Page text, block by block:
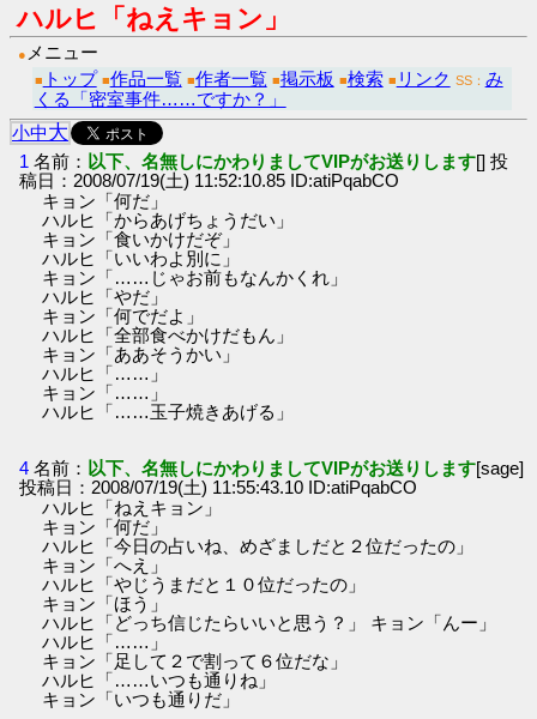
ハルヒ「ねえキョン」
● メニュー
■ トップ ■作品一覧 ■作者一覧 ■掲示板 ■検索 ■ リンク SS： み
くる「密室事件……ですか？」
小中大
1 名前： 以下、名無しにかわりましてVIPがお送りします[] 投
稿日：2008/07/19(土) 11:52:10.85 ID:atiPqabCO
キョン「何だ」
ハルヒ「からあげちょうだい」
キョン「食いかけだぞ」
ハルヒ「いいわよ別に」
キョン「……じゃお前もなんかくれ」
ハルヒ「やだ」
キョン「何でだよ」
ハルヒ「全部食べかけだもん」
キョン「ああそうかい」
ハルヒ「……」
キョン「……」
ハルヒ「……玉子焼きあげる」
4 名前： 以下、名無しにかわりましてVIPがお送りします[sage]
投稿日：2008/07/19(土) 11:55:43.10 ID:atiPqabCO
ハルヒ「ねえキョン」
キョン「何だ」
ハルヒ「今日の占いね、めざましだと２位だったの」
キョン「へえ」
ハルヒ「やじうまだと１０位だったの」
キョン「ほう」
ハルヒ「どっち信じたらいいと思う？」 キョン「んー」
ハルヒ「……」
キョン「足して２で割って６位だな」
ハルヒ「……いつも通りね」
キョン「いつも通りだ」